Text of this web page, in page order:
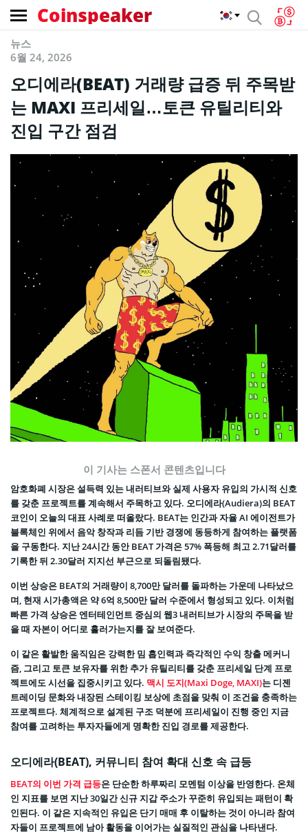
Coinspeaker
뉴스
6월 24, 2026
오디에라(BEAT) 거래량 급증 뒤 주목받
는 MAXI 프리세일…토큰 유틸리티와
진입 구간 점검
이 기사는 스폰서 콘텐츠입니다
암호화폐 시장은 설득력 있는 내러티브와 실제 사용자 유입의 가시적 신호
를 갖춘 프로젝트를 계속해서 주목하고 있다. 오디에라(Audiera)의 BEAT
코인이 오늘의 대표 사례로 떠올랐다. BEAT는 인간과 자율 AI 에이전트가
블록체인 위에서 음악 창작과 리듬 기반 경쟁에 동등하게 참여하는 플랫폼
을 구동한다. 지난 24시간 동안 BEAT 가격은 57% 폭등해 최고 2.71달러를
기록한 뒤 2.30달러 지지선 부근으로 되돌림됐다.
이번 상승은 BEAT의 거래량이 8,700만 달러를 돌파하는 가운데 나타났으
며, 현재 시가총액은 약 6억 8,500만 달러 수준에서 형성되고 있다. 이처럼
빠른 가격 상승은 엔터테인먼트 중심의 웹3 내러티브가 시장의 주목을 받
을 때 자본이 어디로 흘러가는지를 잘 보여준다.
이 같은 활발한 움직임은 강력한 밈 흡인력과 즉각적인 수익 창출 메커니
즘, 그리고 토큰 보유자를 위한 추가 유틸리티를 갖춘 프리세일 단계 프로
젝트에도 시선을 집중시키고 있다. 맥시 도지(Maxi Doge, MAXI)는 디젠
트레이딩 문화와 내장된 스테이킹 보상에 초점을 맞춰 이 조건을 충족하는
프로젝트다. 체계적으로 설계된 구조 덕분에 프리세일이 진행 중인 지금
참여를 고려하는 투자자들에게 명확한 진입 경로를 제공한다.
오디에라(BEAT), 커뮤니티 참여 확대 신호 속 급등
BEAT의 이번 가격 급등은 단순한 하루짜리 모멘텀 이상을 반영한다. 온체
인 지표를 보면 지난 30일간 신규 지갑 주소가 꾸준히 유입되는 패턴이 확
인된다. 이 같은 지속적인 유입은 단기 매매 후 이탈하는 것이 아니라 참여
자들이 프로젝트에 남아 활동을 이어가는 실질적인 관심을 나타낸다.